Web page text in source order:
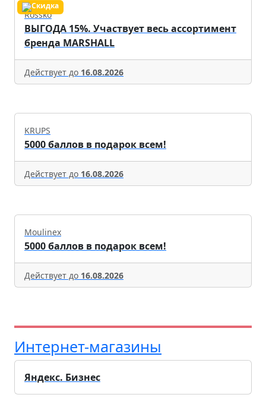
Rossko
ВЫГОДА 15%. Участвует весь ассортимент
бренда MARSHALL
Действует до 16.08.2026
KRUPS
5000 баллов в подарок всем!
Действует до 16.08.2026
Moulinex
5000 баллов в подарок всем!
Действует до 16.08.2026
Интернет-магазины
Яндекс. Бизнес